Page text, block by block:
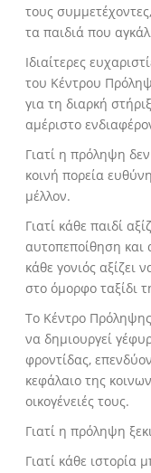
τους
τα παιδιά που
Ιδιαίτερες
του Κέντρου
για τη διαρκή
αμέριστο
Γιατί η πρόληψη
κοινή πορεία
μέλλον.
Γιατί κάθε παιδί
αυτοπεποίθηση
κάθε γονιός αξίζει
στο όμορφο ταξίδι
Το Κέντρο Πρόληψης
να δημιουργεί
φροντίδας,
κεφάλαιο της
οικογένειές τους.
Γιατί η πρόληψη
Γιατί κάθε ιστορία